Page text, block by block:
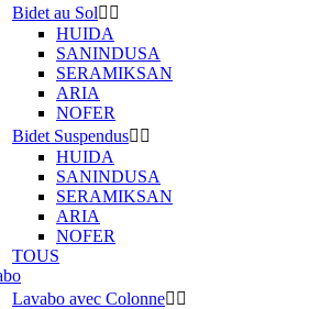
Bidet au Sol 
HUIDA
SANINDUSA
SERAMIKSAN
ARIA
NOFER
Bidet Suspendus 
HUIDA
SANINDUSA
SERAMIKSAN
ARIA
NOFER
TOUS
Lavabo avec Colonne 